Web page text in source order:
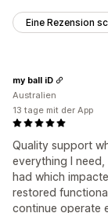
Eine Rezension
Quality support
everything I need,
had which
restored
continue operate
my ball iD
Australien
13 tage mit der App